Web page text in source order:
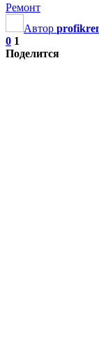
Ремонт
Автор
0 1
Поделится